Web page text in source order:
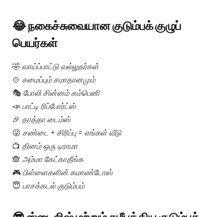
😂 நகைச்சுவையான குடும்பக் குழுப்
பெயர்கள்
🤣 வாய்ப்பாட்டு வல்லுநர்கள்
🍲 சமைப்பும் சமாதானமும்
🎭 போலி சின்னம் கம்பெனி
📣 பாட்டி ரிப்போர்ட்ஸ்
🎉 தாத்தா டைம்ஸ்
😜 சண்டை + சிரிப்பு = எங்கள் வீடு
📺 தினம் ஒரு டிராமா
🙈 அம்மா கேட்காதீங்க
🎮 பிள்ளைகளின் கமாண்டோஸ்
😇 பாசக்கடல் குடும்பம்